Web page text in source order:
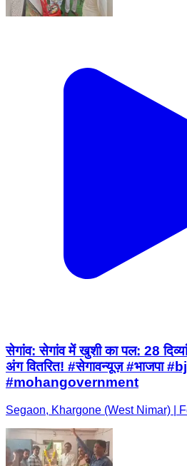
सेगांव: सेगांव में खुशी का पल: 28
अंग वितरित! #सेगावन्यूज़ #भाजपा
#mohangovernment
Segaon, Khargone (West Nimar) |